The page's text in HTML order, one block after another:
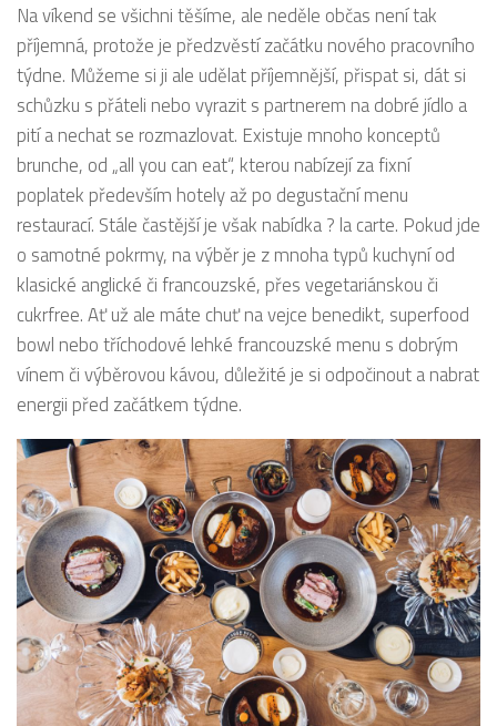
Na víkend se všichni těšíme, ale neděle občas není tak
příjemná, protože je předzvěstí začátku nového pracovního
týdne. Můžeme si ji ale udělat příjemnější, přispat si, dát si
schůzku s přáteli nebo vyrazit s partnerem na dobré jídlo a
pití a nechat se rozmazlovat. Existuje mnoho konceptů
brunche, od „all you can eat“, kterou nabízejí za fixní
poplatek především hotely až po degustační menu
restaurací. Stále častější je však nabídka ? la carte. Pokud jde
o samotné pokrmy, na výběr je z mnoha typů kuchyní od
klasické anglické či francouzské, přes vegetariánskou či
cukrfree. Ať už ale máte chuť na vejce benedikt, superfood
bowl nebo tříchodové lehké francouzské menu s dobrým
vínem či výběrovou kávou, důležité je si odpočinout a nabrat
energii před začátkem týdne.